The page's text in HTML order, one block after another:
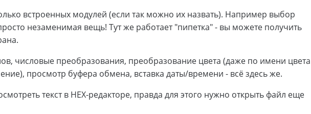
встроенных модулей (если так можно их назвать). Например выбор
незаменимая вещь! Тут же работает "пипетка" - вы можете получить
числовые преобразования, преобразование цвета (даже по имени цвета
просмотр буфера обмена, вставка даты/времени - всё здесь же.
текст в HEX-редакторе, правда для этого нужно открыть файл еще